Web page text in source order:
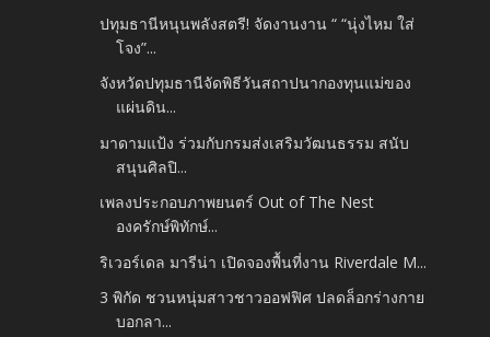
ปทุมธานีหนุนพลังสตรี! จัดงานงาน “ “นุ่งไหม ใส่
โจง”...
จังหวัดปทุมธานีจัดพิธีวันสถาปนากองทุนแม่ของ
แผ่นดิน...
มาดามแป้ง ร่วมกับกรมส่งเสริมวัฒนธรรม สนับ
สนุนศิลปิ...
เพลงประกอบภาพยนตร์ Out of The Nest
องครักษ์พิทักษ์...
ริเวอร์เดล มารีน่า เปิดจองพื้นที่งาน Riverdale M...
3 พิกัด ชวนหนุ่มสาวชาวออฟฟิศ ปลดล็อกร่างกาย
บอกลา...